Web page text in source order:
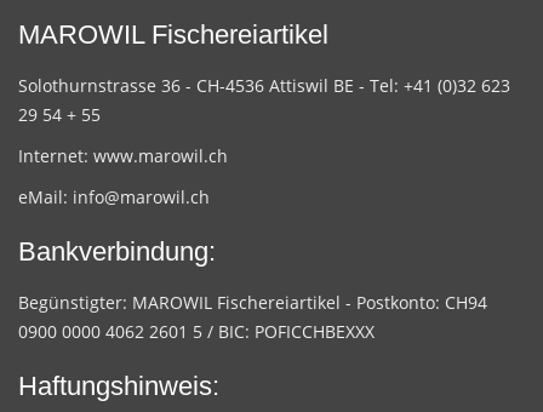
MAROWIL Fischereiartikel
Solothurnstrasse 36 - CH-4536 Attiswil BE - Tel: +41 (0)32 623
29 54 + 55
Internet: www.marowil.ch
eMail: info@marowil.ch
Bankverbindung:
Begünstigter: MAROWIL Fischereiartikel - Postkonto: CH94
0900 0000 4062 2601 5 / BIC: POFICCHBEXXX
Haftungshinweis: